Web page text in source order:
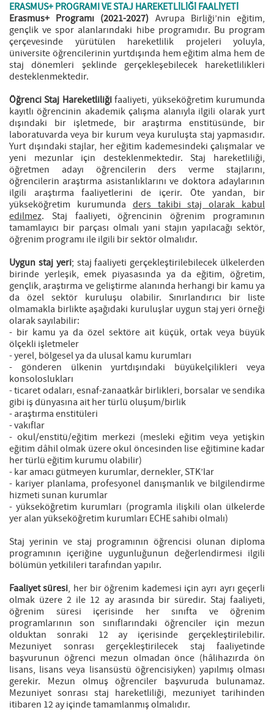
ERASMUS+ PROGRAMI VE STAJ HAREKETLİLİĞİ FAALİYETİ
Erasmus+ Programı (2021-2027) Avrupa Birliği’nin eğitim,
gençlik ve spor alanlarındaki hibe programıdır. Bu program
çerçevesinde yürütülen hareketlilik projeleri yoluyla,
üniversite öğrencilerinin yurtdışında hem eğitim alma hem de
staj dönemleri şeklinde gerçekleşebilecek hareketlilikleri
desteklenmektedir.
Öğrenci Staj Hareketliliğifaaliyeti, yükseköğretim kurumunda
kayıtlı öğrencinin akademik çalışma alanıyla ilgili olarak yurt
dışındaki bir işletmede, bir araştırma enstitüsünde, bir
laboratuvarda veya bir kurum veya kuruluşta staj yapmasıdır.
Yurt dışındaki stajlar, her eğitim kademesindeki çalışmalar ve
yeni mezunlar için desteklenmektedir. Staj hareketliliği,
öğretmen adayı öğrencilerin ders verme stajlarını,
öğrencilerin araştırma asistanlıklarını ve doktora adaylarının
ilgili araştırma faaliyetlerini de içerir. Öte yandan, bir
yükseköğretim kurumunda ders takibi staj olarak kabul
edilmez. Staj faaliyeti, öğrencinin öğrenim programının
tamamlayıcı bir parçası olmalı yani stajın yapılacağı sektör,
öğrenim programı ile ilgili bir sektör olmalıdır.
Uygun staj yeri; staj faaliyeti gerçekleştirilebilecek ülkelerden
birinde yerleşik, emek piyasasında ya da eğitim, öğretim,
gençlik, araştırma ve geliştirme alanında herhangi bir kamu ya
da özel sektör kuruluşu olabilir. Sınırlandırıcı bir liste
olmamakla birlikte aşağıdaki kuruluşlar uygun staj yeri örneği
olarak sayılabilir:
- bir kamu ya da özel sektöre ait küçük, ortak veya büyük
ölçekli işletmeler
- yerel, bölgesel ya da ulusal kamu kurumları
- gönderen ülkenin yurtdışındaki büyükelçilikleri veya
konsoloslukları
- ticaret odaları, esnaf-zanaatkâr birlikleri, borsalar ve sendika
gibi iş dünyasına ait her türlü oluşum/birlik
- araştırma enstitüleri
- vakıflar
- okul/enstitü/eğitim merkezi (mesleki eğitim veya yetişkin
eğitim dâhil olmak üzere okul öncesinden lise eğitimine kadar
her türlü eğitim kurumu olabilir)
- kar amacı gütmeyen kurumlar, dernekler, STK’lar
- kariyer planlama, profesyonel danışmanlık ve bilgilendirme
hizmeti sunan kurumlar
- yükseköğretim kurumları (programla ilişkili olan ülkelerde
yer alan yükseköğretim kurumları ECHE sahibi olmalı)
Staj yerinin ve staj programının öğrencisi olunan diploma
programının içeriğine uygunluğunun değerlendirmesi ilgili
bölümün yetkilileri tarafından yapılır.
Faaliyet süresi, her bir öğrenim kademesi için ayrı ayrı geçerli
olmak üzere 2 ile 12 ay arasında bir süredir. Staj faaliyeti,
öğrenim süresi içerisinde her sınıfta ve öğrenim
programlarının son sınıflarındaki öğrenciler için mezun
olduktan sonraki 12 ay içerisinde gerçekleştirilebilir.
Mezuniyet sonrası gerçekleştirilecek staj faaliyetinde
başvurunun öğrenci mezun olmadan önce (hâlihazırda ön
lisans, lisans veya lisansüstü öğrencisiyken) yapılmış olması
gerekir. Mezun olmuş öğrenciler başvuruda bulunamaz.
Mezuniyet sonrası staj hareketliliği, mezuniyet tarihinden
itibaren 12 ay içinde tamamlanmış olmalıdır.